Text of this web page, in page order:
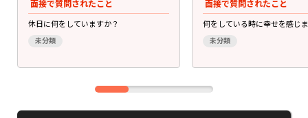
面接で質問されたこと
休日に何をしていますか？
未分類
面接で質問されたこと
何をしている時に幸せを感じ
未分類